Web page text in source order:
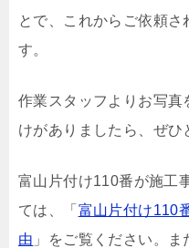
とで、これからご依頼さ
す。
作業スタッフよりお写真
けがありましたら、ぜひ
富山片付け110番が施工
ては、「 富山片付け110
由 」をご覧ください。